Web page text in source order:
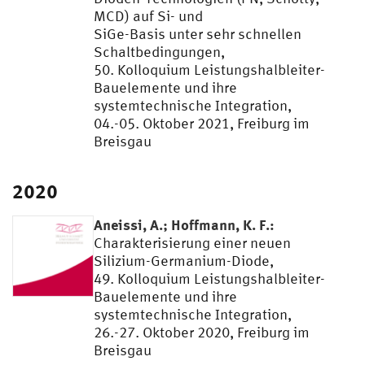
MCD) auf Si- und
SiGe-Basis unter sehr schnellen
Schaltbedingungen,
50. Kolloquium Leistungshalbleiter-
Bauelemente und ihre
systemtechnische Integration,
04.-05. Oktober 2021, Freiburg im
Breisgau
2020
Aneissi, A.; Hoffmann, K. F.:
Charakterisierung einer neuen
Silizium-Germanium-Diode,
49. Kolloquium Leistungshalbleiter-
Bauelemente und ihre
systemtechnische Integration,
26.-27. Oktober 2020, Freiburg im
Breisgau